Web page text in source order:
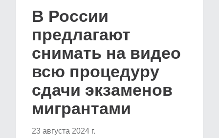
В России
предлагают
снимать на видео
всю процедуру
сдачи экзаменов
мигрантами
23 августа 2024 г.